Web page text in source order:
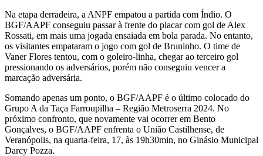
Na etapa derradeira, a ANPF empatou a partida com Índio. O
BGF/AAPF conseguiu passar à frente do placar com gol de Alex
Rossati, em mais uma jogada ensaiada em bola parada. No entanto,
os visitantes empataram o jogo com gol de Bruninho. O time de
Vaner Flores tentou, com o goleiro-linha, chegar ao terceiro gol
pressionando os adversários, porém não conseguiu vencer a
marcação adversária.
Somando apenas um ponto, o BGF/AAPF é o último colocado do
Grupo A da Taça Farroupilha – Região Metroserra 2024. No
próximo confronto, que novamente vai ocorrer em Bento
Gonçalves, o BGF/AAPF enfrenta o União Castilhense, de
Veranópolis, na quarta-feira, 17, às 19h30min, no Ginásio Municipal
Darcy Pozza.